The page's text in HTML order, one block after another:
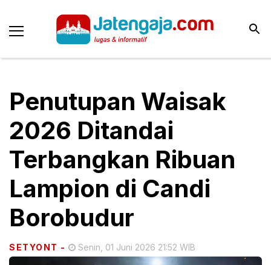
Penutupan Waisak
2026 Ditandai
Terbangkan Ribuan
Lampion di Candi
Borobudur
SETYONT - Senin, 01 Juni 2026 21:52 WIB